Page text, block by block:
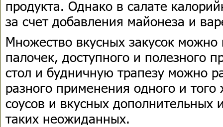
продукта. Однако в салате
за счет добавления майонеза и
Множество вкусных закусок можно
палочек, доступного и полезного
стол и будничную трапезу можно
разного применения одного и
соусов и вкусных дополнительных
таких неожиданных.